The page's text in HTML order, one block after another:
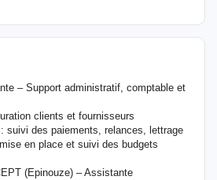
– Support administratif, comptable et
clients et fournisseurs
suivi des paiements, relances, lettrage
en place et suivi des budgets
(Epinouze) – Assistante